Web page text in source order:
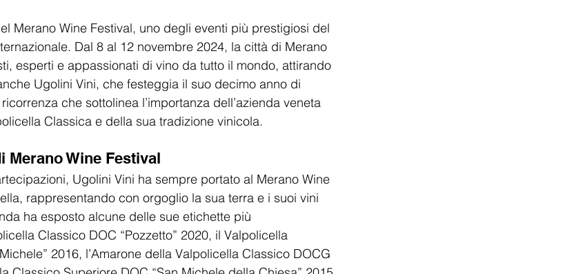
Merano Wine Festival, uno degli eventi più prestigiosi del
Dal 8 al 12 novembre 2024, la città di Merano
esperti e appassionati di vino da tutto il mondo, attirando
Ugolini Vini, che festeggia il suo decimo anno di
che sottolinea l’importanza dell’azienda veneta
Classica e della sua tradizione vinicola.
Merano Wine Festival
Ugolini Vini ha sempre portato al Merano Wine
rappresentando con orgoglio la sua terra e i suoi vini
ha esposto alcune delle sue etichette più
Classico DOC “Pozzetto” 2020, il Valpolicella
2016, l’Amarone della Valpolicella Classico DOCG